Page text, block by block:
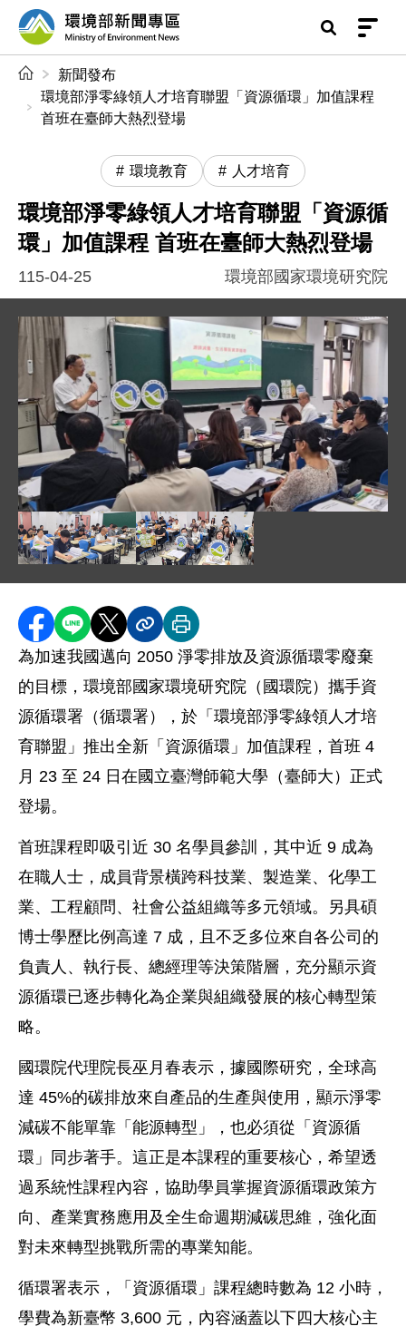
前往中央內容區塊
環境部新聞專區
新聞發布
環境部淨零綠領人才培育聯盟「資源循環」加值課程
首班在臺師大熱烈登場
環境教育 人才培育
環境部淨零綠領人才培育聯盟「資源循
環」加值課程 首班在臺師大熱烈登場
115-04-25 環境部國家環境研究院
圖片說明：01_資源循環署師資授課 .png
分享至 Facebook
分享到 LINE
分享到 X分享內容連結
列印本頁
為加速我國邁向 2050 淨零排放及資源循環零廢棄
的目標，環境部國家環境研究院（國環院）攜手資
源循環署（循環署），於「環境部淨零綠領人才培
育聯盟」推出全新「資源循環」加值課程，首班 4
月 23 至 24 日在國立臺灣師範大學（臺師大）正式
登場。
首班課程即吸引近 30 名學員參訓，其中近 9 成為
在職人士，成員背景橫跨科技業、製造業、化學工
業、工程顧問、社會公益組織等多元領域。另具碩
博士學歷比例高達 7 成，且不乏多位來自各公司的
負責人、執行長、總經理等決策階層，充分顯示資
源循環已逐步轉化為企業與組織發展的核心轉型策
略。
國環院代理院長巫月春表示，據國際研究，全球高
達 45%的碳排放來自產品的生產與使用，顯示淨零
減碳不能單靠「能源轉型」，也必須從「資源循
環」同步著手。這正是本課程的重要核心，希望透
過系統性課程內容，協助學員掌握資源循環政策方
向、產業實務應用及全生命週期減碳思維，強化面
對未來轉型挑戰所需的專業知能。
循環署表示，「資源循環」課程總時數為 12 小時，
學費為新臺幣 3,600 元，內容涵蓋以下四大核心主